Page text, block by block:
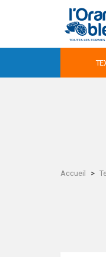
Accueil